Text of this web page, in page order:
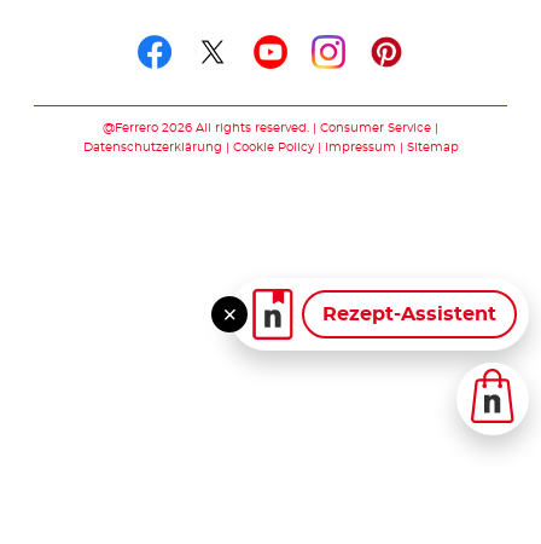
Rezept-Assistent
@Ferrero 2026 All rights reserved.
Consumer Service
Datenschutzerklärung
Cookie Policy Impressum Sitemap